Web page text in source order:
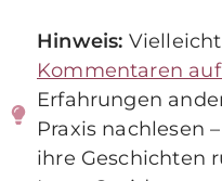
Hinweis:
Kommentaren auf
Erfahrungen
Praxis nachlesen
ihre Geschichten